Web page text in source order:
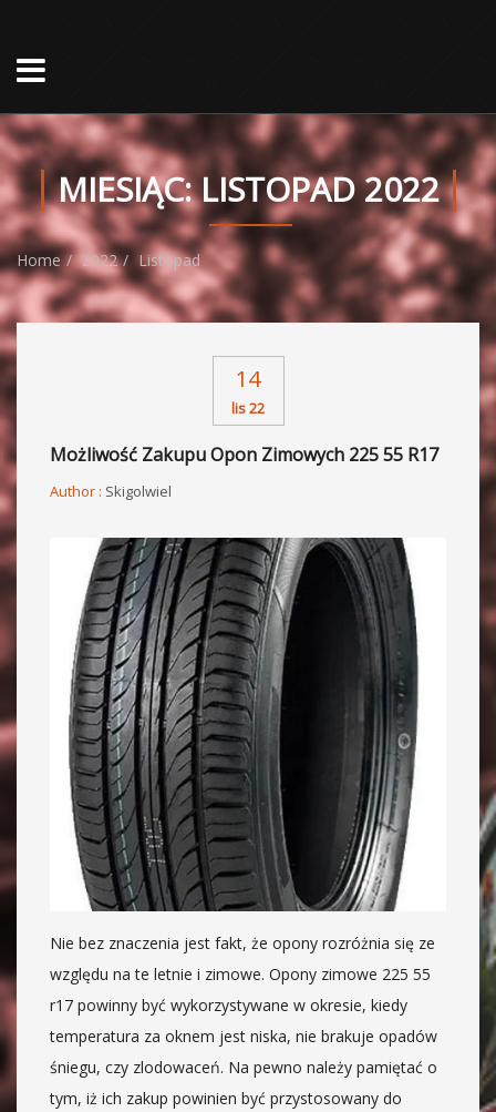
MIESIĄC:LISTOPAD 2022
Home 2022 Listopad
14
lis 22
Możliwość Zakupu Opon Zimowych 225 55 R17
Author : Skigolwiel
Nie bez znaczenia jest fakt, że opony rozróżnia się ze
względu na te letnie i zimowe. Opony zimowe 225 55
r17 powinny być wykorzystywane w okresie, kiedy
temperatura za oknem jest niska, nie brakuje opadów
śniegu, czy zlodowaceń. Na pewno należy pamiętać o
tym, iż ich zakup powinien być przystosowany do